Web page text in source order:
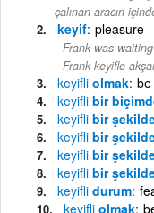
çalınan aracın
keyif pleasure
Frank was
- Frank keyifle
keyifli olmak
keyifli bir
keyifli bir
keyifli bir
keyifli bir
keyifli bir
keyifli durum
keyifli olmak